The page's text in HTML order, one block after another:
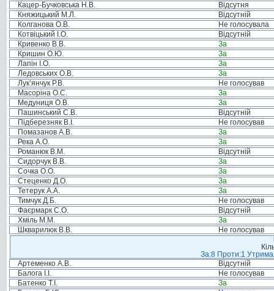
Кацер-Бучковська Н.В.
Відсутня
Княжицький М.Л.
Відсутній
Колганова О.В.
Не голосувала
Котвіцький І.О.
Відсутній
Кривенко В.В.
За
Кришин О.Ю.
За
Лапін І.О.
За
Ледовських О.В.
За
Лук’янчук Р.В.
Не голосував
Масоріна О.С.
За
Медуниця О.В.
За
Пашинський С.В.
Відсутній
Підберезняк В.І.
Не голосував
Помазанов А.В.
За
Река А.О.
За
Романюк В.М.
Відсутній
Сидорчук В.В.
За
Сочка О.О.
За
Стеценко Д.О.
За
Тетерук А.А.
За
Тимчук Д.Б.
Не голосував
Фаєрмарк С.О.
Відсутній
Хміль М.М.
За
Шкварилюк В.В.
Не голосував
За:8 Проти:1
Артеменко А.В.
Відсутній
Балога І.І.
Не голосував
Батенко Т.І.
За